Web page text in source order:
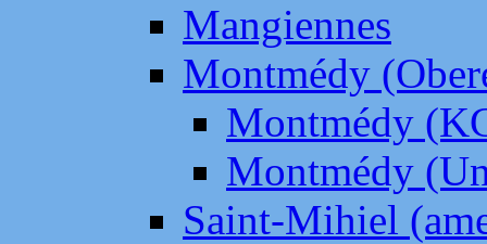
Mangiennes
Montmédy
Montmédy
Montmédy
Saint-Mihiel